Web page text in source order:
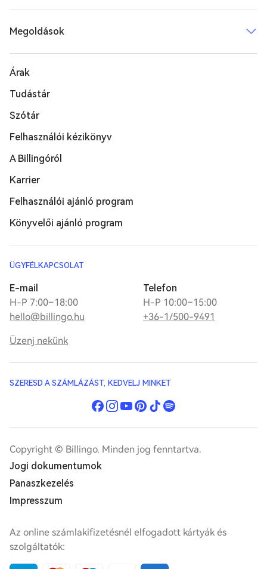
ÜGYFÉLKAPCSOLAT
E-mail
H-P 7:00–18:00
hello@billingo.hu
Telefon
H-P 10:00–15:00
+36-1/500-9491
Üzenj nekünk
Megoldások
Árak
Tudástár
Szótár
Felhasználói kézikönyv
A Billingóról
Karrier
Felhasználói ajánló program
Könyvelői ajánló program
SZERESD A SZÁMLÁZÁST, KEDVELJ MINKET
Copyright © Billingo. Minden jog fenntartva.
Jogi dokumentumok
Panaszkezelés
Impresszum
Az online számlakifizetésnél elfogadott kártyák és
szolgáltatók: